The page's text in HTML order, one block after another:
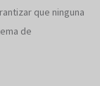
que ninguna
de